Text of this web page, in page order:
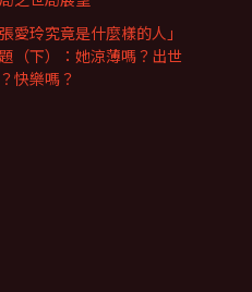
張愛玲究竟是什麼樣的人」
（下）：她涼薄嗎？出世
快樂嗎？